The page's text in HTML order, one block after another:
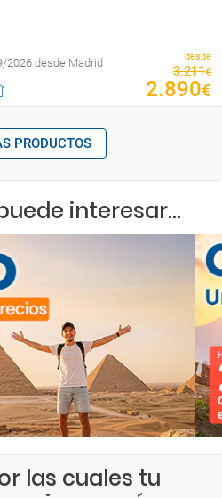
2026 desde Madrid desde
3.211€
2.890€
PRODUCTOS
interesar...
las cuales tu